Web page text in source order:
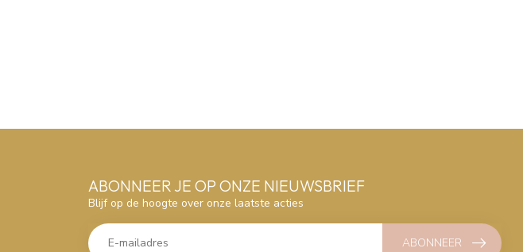
ABONNEER JE OP ONZE NIEUWSBRIEF
Blijf op de hoogte over onze laatste acties
ABONNEER